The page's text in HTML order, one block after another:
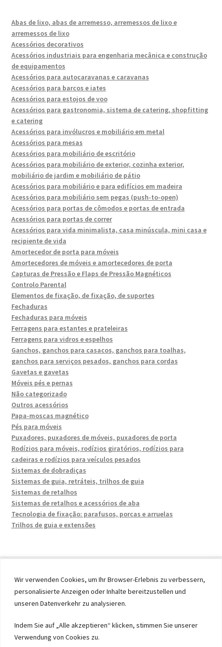
Wir verwenden Cookies, um Ihr Browser-Erlebnis zu verbessern,
personalisierte Anzeigen oder Inhalte bereitzustellen und
unseren Datenverkehr zu analysieren.
Indem Sie auf „Alle akzeptieren“ klicken, stimmen Sie unserer
Verwendung von Cookies zu.
Abas de lixo, abas de arremesso, arremessos de lixo e
arremessos de lixo
Acessórios decorativos
Acessórios industriais para engenharia mecânica e construção
de equipamentos
Acessórios para autocaravanas e caravanas
Acessórios para barcos e iates
Acessórios para estojos de voo
Acessórios para gastronomia, sistema de catering, shopfitting
e catering
Acessórios para invólucros e mobiliário em metal
Acessórios para mesas
Acessórios para mobiliário de escritório
Acessórios para mobiliário de exterior, cozinha exterior,
mobiliário de jardim e mobiliário de pátio
Acessórios para mobiliário e para edifícios em madeira
Acessórios para mobiliário sem pegas (push-to-open)
Acessórios para portas de cômodos e portas de entrada
Acessórios para portas de correr
Acessórios para vida minimalista, casa minúscula, mini casa e
recipiente de vida
Amortecedor de porta para móveis
Amortecedores de móveis e amortecedores de porta
Capturas de Pressão e Flaps de Pressão Magnéticos
Controlo Parental
Elementos de fixação, de fixação, de suportes
Fechaduras
Fechaduras para móveis
Ferragens para estantes e prateleiras
Ferragens para vidros e espelhos
Ganchos, ganchos para casacos, ganchos para toalhas,
ganchos para serviços pesados, ganchos para cordas
Gavetas e gavetas
Móveis pés e pernas
Não categorizado
Outros acessórios
Papa-moscas magnético
Pés para móveis
Puxadores, puxadores de móveis, puxadores de porta
Rodízios para móveis, rodízios giratórios, rodízios para
cadeiras e rodízios para veículos pesados
Sistemas de dobradiças
Sistemas de guia, retráteis, trilhos de guia
Sistemas de retalhos
Sistemas de retalhos e acessórios de aba
Tecnologia de fixação: parafusos, porcas e arruelas
Trilhos de guia e extensões
© 2026 by UMAXO Germany, member of the ERUON Group.
High quality Fittings, mechanical Components and
Fasteners